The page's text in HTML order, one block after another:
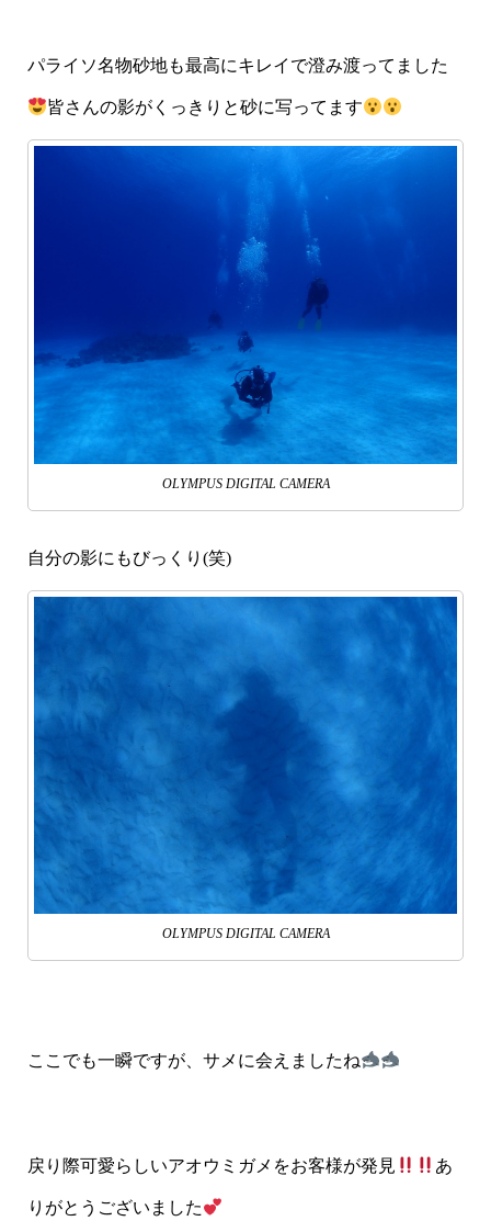
パライソ名物砂地も最高にキレイで澄み渡ってました
皆さんの影がくっきりと砂に写ってます
OLYMPUS DIGITAL CAMERA
自分の影にもびっくり(笑)
OLYMPUS DIGITAL CAMERA
ここでも一瞬ですが、サメに会えましたね
戻り際可愛らしいアオウミガメをお客様が発見 あ
りがとうございました